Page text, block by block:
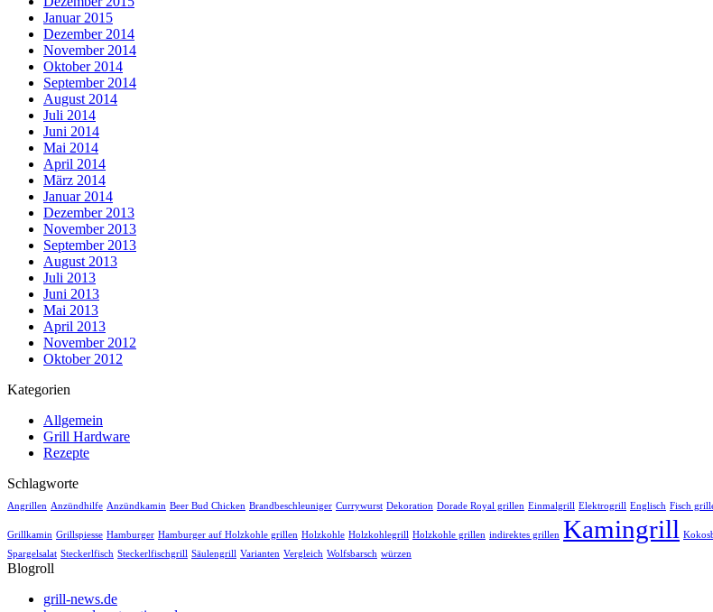
Januar 2015
Dezember 2014
November 2014
Oktober 2014
September 2014
August 2014
Juli 2014
Juni 2014
Mai 2014
April 2014
März 2014
Januar 2014
Dezember 2013
November 2013
September 2013
August 2013
Juli 2013
Juni 2013
Mai 2013
April 2013
November 2012
Oktober 2012
Kategorien
Allgemein
Grill Hardware
Rezepte
Schlagworte
Angrillen Anzündhilfe Anzündkamin Beer Bud Chicken Brandbeschleuniger Currywurst Dekoration Dorade Royal grillen Einmalgrill Elektrogrill Englisch Fisch
Grillkamin Grillspiesse Hamburger Hamburger auf Holzkohle grillen Holzkohle Holzkohlegrill Holzkohle grillen indirektes grillen Kamingrill
Spargelsalat Steckerlfisch Steckerlfischgrill Säulengrill Varianten Vergleich Wolfsbarsch würzen
Blogroll
grill-news.de